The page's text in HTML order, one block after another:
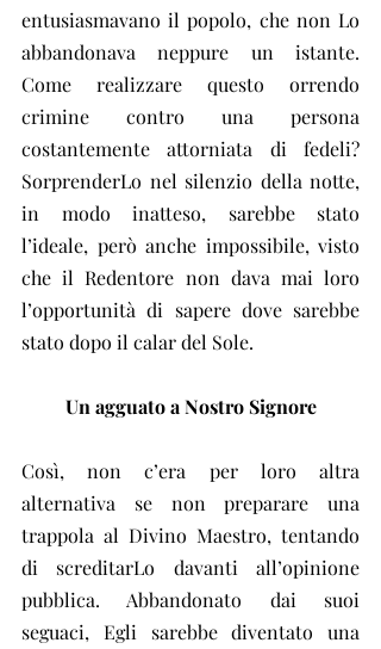
entusiasmavano il popolo, che non Lo
abbandonava neppure un istante.
Come realizzare questo orrendo
crimine contro una persona
costantemente attorniata di fedeli?
SorprenderLo nel silenzio della notte,
in modo inatteso, sarebbe stato
l’ideale, però anche impossibile, visto
che il Redentore non dava mai loro
l’opportunità di sapere dove sarebbe
stato dopo il calar del Sole.
Un agguato a Nostro Signore
Così, non c’era per loro altra
alternativa se non preparare una
trappola al Divino Maestro, tentando
di screditarLo davanti all’opinione
pubblica. Abbandonato dai suoi
seguaci, Egli sarebbe diventato una